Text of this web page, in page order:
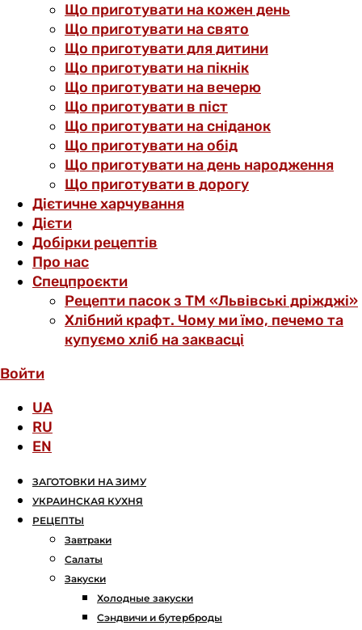
Що приготувати на кожен день
Що приготувати на свято
Що приготувати для дитини
Що приготувати на пікнік
Що приготувати на вечерю
Що приготувати в піст
Що приготувати на сніданок
Що приготувати на обід
Що приготувати на день народження
Що приготувати в дорогу
Дієтичне харчування
Дієти
Добірки рецептів
Про нас
Спецпроєкти
Рецепти пасок з ТМ «Львівські дріжджі»
Хлібний крафт. Чому ми їмо, печемо та
купуємо хліб на заквасці
Войти
UA
RU
EN
ЗАГОТОВКИ НА ЗИМУ
УКРАИНСКАЯ КУХНЯ
РЕЦЕПТЫ
Завтраки
Салаты
Закуски
Холодные закуски
Сэндвичи и бутерброды